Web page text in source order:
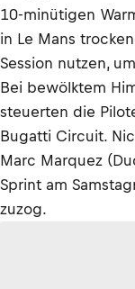
10-minütigen
in Le Mans
Session nutzen,
Bei bewölktem
steuerten die
Bugatti Circuit.
Marc Marquez
Sprint am
zuzog.